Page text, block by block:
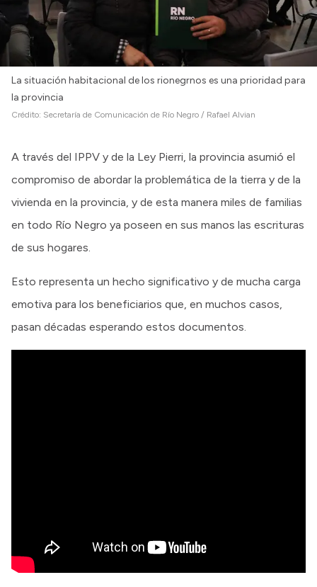
La situación habitacional de los rionegrnos es una prioridad para
la provincia
Crédito: Secretaría de Comunicación de Río Negro / Rafael Alvian
A través del IPPV y de la Ley Pierri, la provincia asumió el
compromiso de abordar la problemática de la tierra y de la
vivienda en la provincia, y de esta manera miles de familias
en todo Río Negro ya poseen en sus manos las escrituras
de sus hogares.
Esto representa un hecho significativo y de mucha carga
emotiva para los beneficiarios que, en muchos casos,
pasan décadas esperando estos documentos.